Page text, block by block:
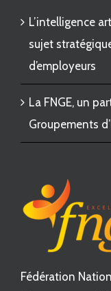
L’intelligence
sujet
d’employeurs
La FNGE, un
Groupements
Fédération